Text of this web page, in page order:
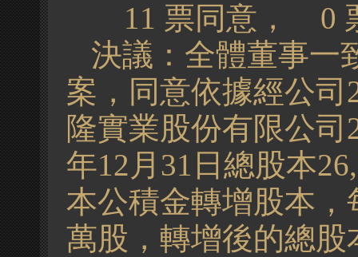
11 票同意， 0
決議：全體董事一
案 ，同意依據經公司
隆實業股份有限公司
年12月31日總股本
本公積金轉增股本，
萬股，轉增後的總股